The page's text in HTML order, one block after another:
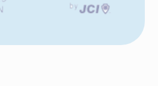
moment
sud-Mayenne